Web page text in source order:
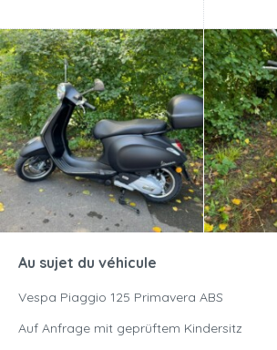
Au sujet du véhicule
Vespa Piaggio 125 Primavera ABS
Auf Anfrage mit geprüftem Kindersitz